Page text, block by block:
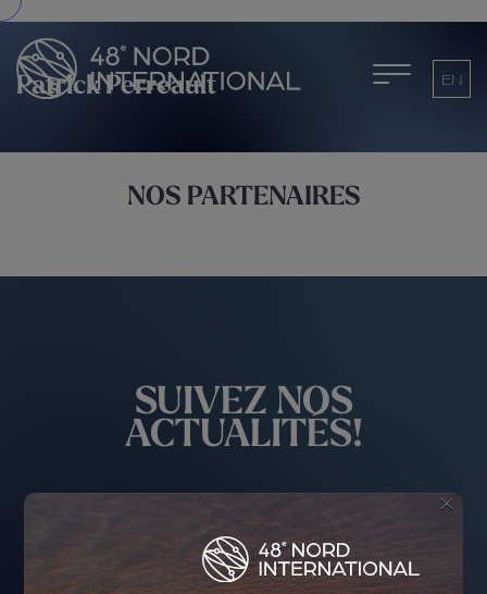
EN
Patrick Perreault
NOS PARTENAIRES
SUIVEZ NOS
ACTUALITÉS!
×